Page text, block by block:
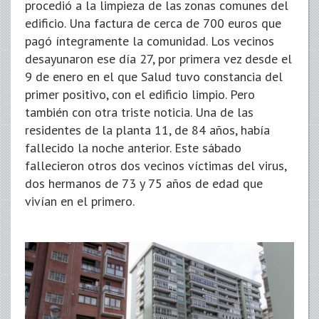
procedió a la limpieza de las zonas comunes del
edificio. Una factura de cerca de 700 euros que
pagó íntegramente la comunidad. Los vecinos
desayunaron ese día 27, por primera vez desde el
9 de enero en el que Salud tuvo constancia del
primer positivo, con el edificio limpio. Pero
también con otra triste noticia. Una de las
residentes de la planta 11, de 84 años, había
fallecido la noche anterior. Este sábado
fallecieron otros dos vecinos víctimas del virus,
dos hermanos de 73 y 75 años de edad que
vivían en el primero.